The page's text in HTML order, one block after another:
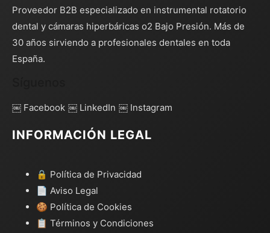
Proveedor B2B especializado en instrumental rotatorio
dental y cámaras hiperbáricas o2 Bajo Presión. Más de
30 años sirviendo a profesionales dentales en toda
España.
￼ Facebook ￼ LinkedIn ￼ Instagram
INFORMACIÓN LEGAL
🔒 Política de Privacidad
📄 Aviso Legal
🍪 Política de Cookies
📋 Términos y Condiciones